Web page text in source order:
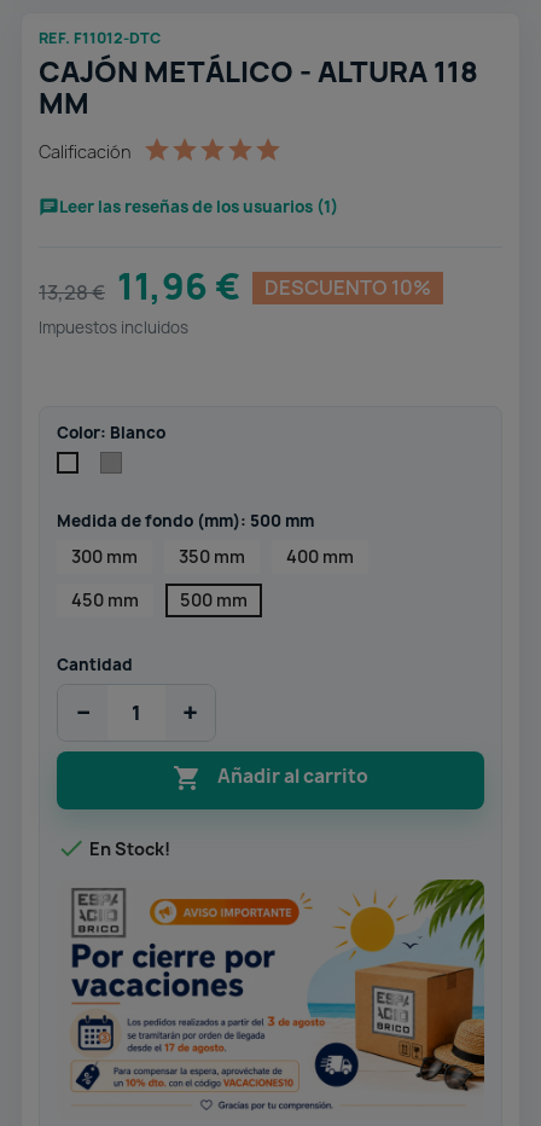
REF. F11012-DTC
CAJÓN METÁLICO - ALTURA 118
MM
Calificación
Leer las reseñas de los usuarios (1)
13,28 € 11,96 € DESCUENTO 10%
Impuestos incluidos
Color: Blanco
Medida de fondo (mm): 500 mm
300 mm 350 mm
400 mm
450 mm
500 mm
Cantidad
− +
 Añadir al carrito
 En Stock!